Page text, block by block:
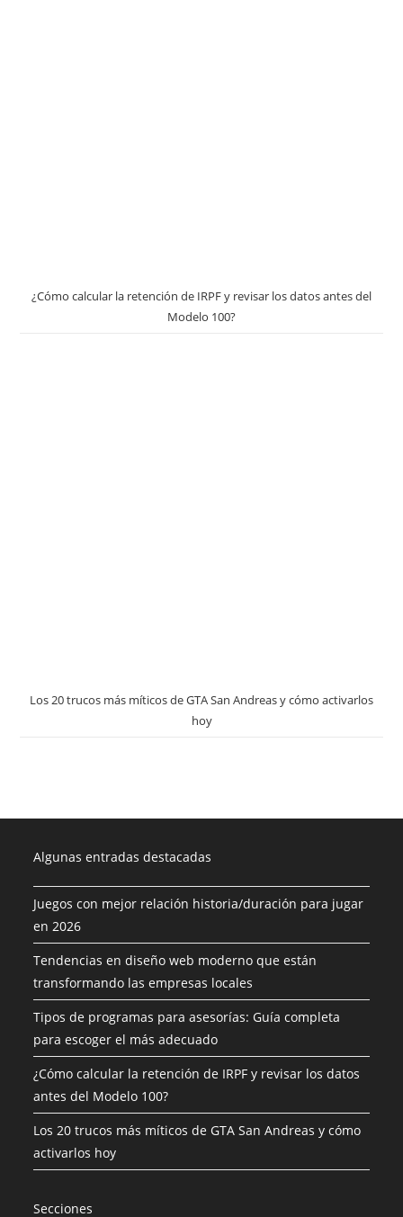
¿Cómo calcular la retención de IRPF y revisar los datos antes del
Modelo 100?
Los 20 trucos más míticos de GTA San Andreas y cómo activarlos
hoy
Algunas entradas destacadas
Juegos con mejor relación historia/duración para jugar
en 2026
Tendencias en diseño web moderno que están
transformando las empresas locales
Tipos de programas para asesorías: Guía completa
para escoger el más adecuado
¿Cómo calcular la retención de IRPF y revisar los datos
antes del Modelo 100?
Los 20 trucos más míticos de GTA San Andreas y cómo
activarlos hoy
Secciones